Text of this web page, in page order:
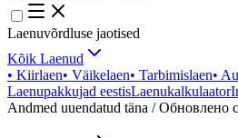
Laenuvõrdluse jaotised
Kõik Laenud
• Kiirlaen• Väikelaen• Tarbimislaen•
Laenupakkujad eestisLaenukalkulaator
Andmed uuendatud täna / Обновлено